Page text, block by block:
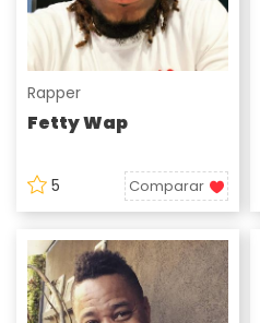
Rapper
Fetty Wap
5 Comparar